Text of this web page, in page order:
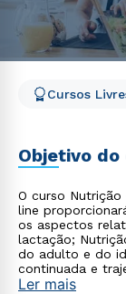
Cursos
Objetivo do
O curso Nutrição
line
os aspectos relativos a: Nutrição na
lactação; Nutrição
do adulto e do
continuada e
Ler mais